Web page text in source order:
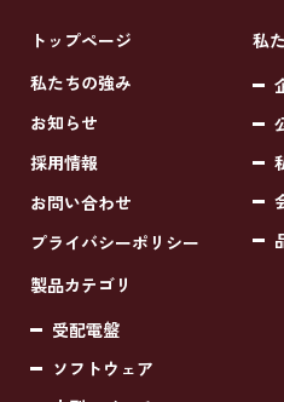
トップページ
私たちの強み
お知らせ
採用情報
お問い合わせ
プライバシーポリシー
私
製品カテゴリ
受配電盤
ソフトウェア